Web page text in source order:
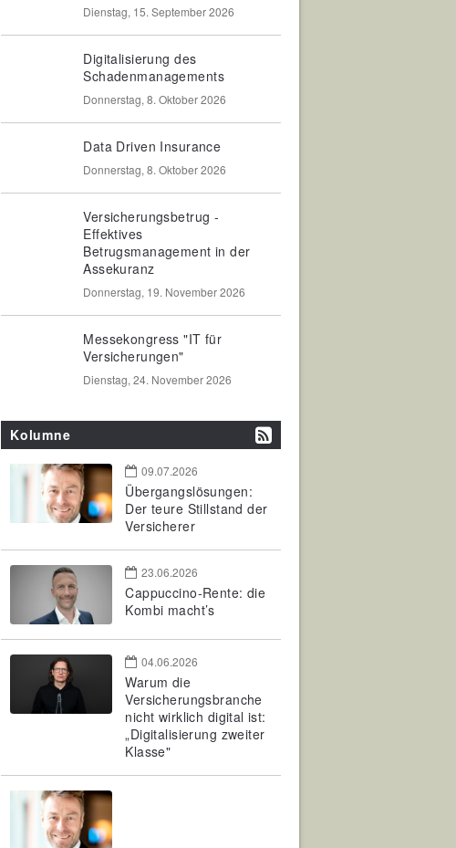
Dienstag, 15. September 2026
Digitalisierung des
Schadenmanagements
Donnerstag, 8. Oktober 2026
Data Driven Insurance
Donnerstag, 8. Oktober 2026
Versicherungsbetrug -
Effektives
Betrugsmanagement in der
Assekuranz
Donnerstag, 19. November 2026
Messekongress "IT für
Versicherungen"
Dienstag, 24. November 2026
Kolumne
09.07.2026
Übergangslösungen:
Der teure Stillstand der
Versicherer
23.06.2026
Cappuccino-Rente: die
Kombi macht’s
04.06.2026
Warum die
Versicherungsbranche
nicht wirklich digital ist:
„Digitalisierung zweiter
Klasse"